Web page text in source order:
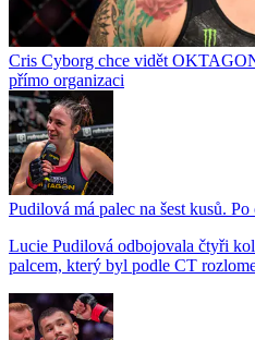
Cris Cyborg chce vidět
přímo organizaci
Pudilová má palec na šest kusů.
Lucie Pudilová odbojovala čtyři
palcem, který byl podle CT